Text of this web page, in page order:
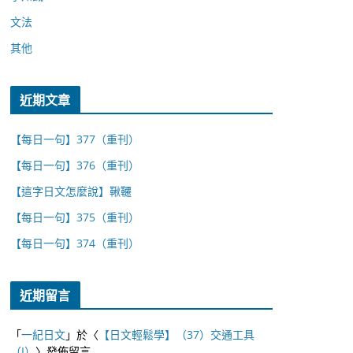
文法
其他
近期文章
【每日一句】377（重刊）
【每日一句】376（重刊）
【這字日文怎麼說】鞦韆
【每日一句】375（重刊）
【每日一句】374（重刊）
近期留言
「一紀日文」於〈 【日文輕鬆學】（37）交通工具